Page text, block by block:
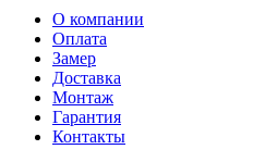
О компании
Оплата
Замер
Доставка
Монтаж
Гарантия
Контакты